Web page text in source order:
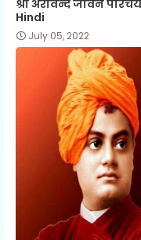
श्री अरविन्द जीवन
Hindi
July 05, 2022